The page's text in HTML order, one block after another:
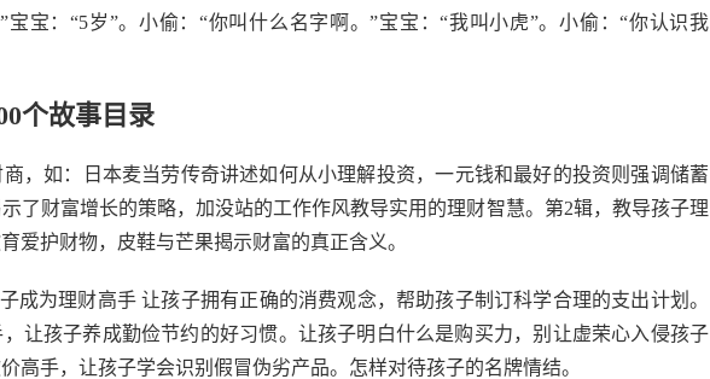
宝：“5岁”。小偷：“你叫什么名字啊。”宝宝：“我叫小虎”。小偷：“你认识我
个故事目录
，如：日本麦当劳传奇讲述如何从小理解投资，一元钱和最好的投资则强调储蓄
了财富增长的策略，加没站的工作作风教导实用的理财智慧。第2辑，教导孩子理
爱护财物，皮鞋与芒果揭示财富的真正含义。
成为理财高手 让孩子拥有正确的消费观念，帮助孩子制订科学合理的支出计划。
让孩子养成勤俭节约的好习惯。让孩子明白什么是购买力，别让虚荣心入侵孩子
高手，让孩子学会识别假冒伪劣产品。怎样对待孩子的名牌情结。